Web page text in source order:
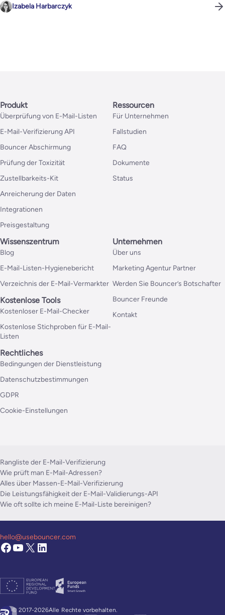
Izabela Harbarczyk
Produkt
Überprüfung von E-Mail-Listen
E-Mail-Verifizierung API
Bouncer Abschirmung
Prüfung der Toxizität
Zustellbarkeits-Kit
Anreicherung der Daten
Integrationen
Preisgestaltung
Ressourcen
Für Unternehmen
Fallstudien
FAQ
Dokumente
Status
Wissenszentrum
Blog
E-Mail-Listen-Hygienebericht
Verzeichnis der E-Mail-Vermarkter
Kostenlose Tools
Kostenloser E-Mail-Checker
Kostenlose Stichproben für E-Mail-
Listen
Unternehmen
Über uns
Marketing Agentur Partner
Werden Sie Bouncer’s Botschafter
Bouncer Freunde
Kontakt
Rechtliches
Bedingungen der Dienstleistung
Datenschutzbestimmungen
GDPR
Cookie-Einstellungen
Rangliste der E-Mail-Verifizierung
Wie prüft man E-Mail-Adressen?
Alles über Massen-E-Mail-Verifizierung
Die Leistungsfähigkeit der E-Mail-Validierungs-API
Wie oft sollte ich meine E-Mail-Liste bereinigen?
© 2017-2026Alle Rechte vorbehalten.
hello@usebouncer.com